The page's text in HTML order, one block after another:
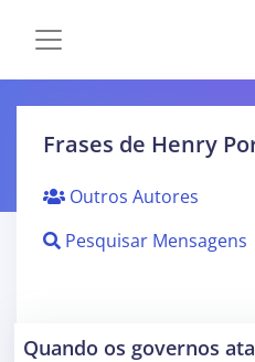
Frases de Henry
Outros Autores
Pesquisar Mensagens
Quando os governos